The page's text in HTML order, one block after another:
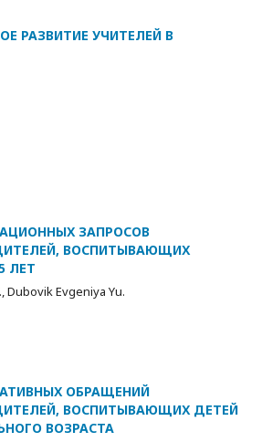
РАЗВИТИЕ УЧИТЕЛЕЙ В
ЗАПРОСОВ
ВОСПИТЫВАЮЩИХ
ЛЕТ
Dubovik Evgeniya Yu.
ОБРАЩЕНИЙ
ВОСПИТЫВАЮЩИХ ДЕТЕЙ
ВОЗРАСТА